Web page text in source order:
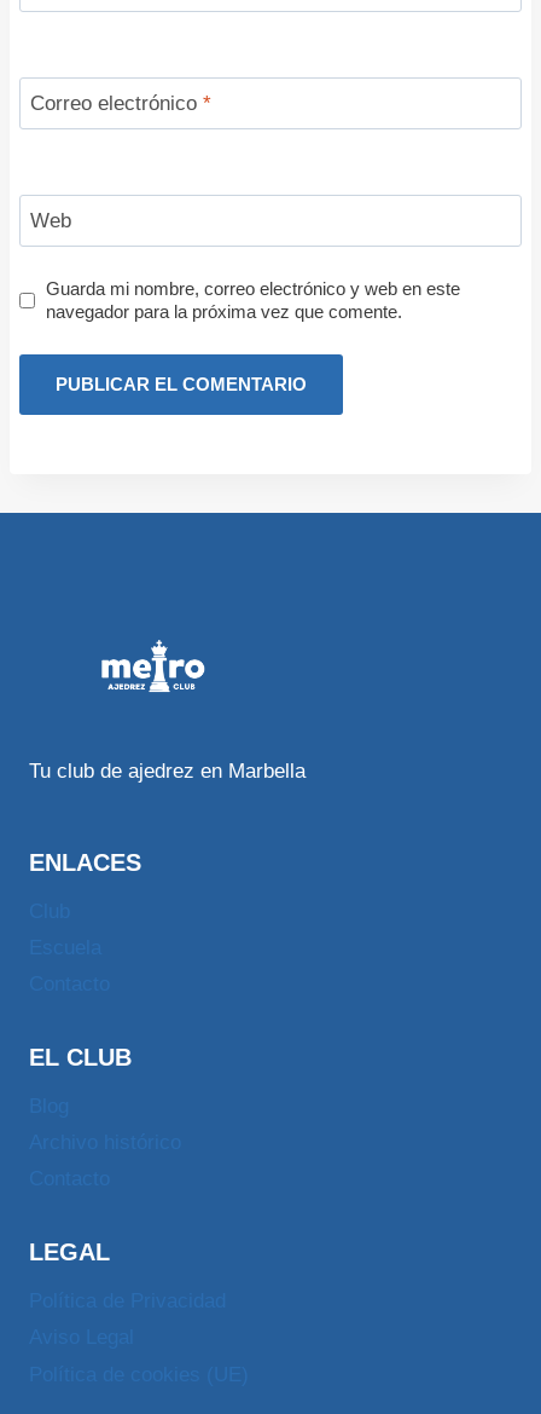
Correo electrónico *
Web
Guarda mi nombre, correo electrónico y web en este
navegador para la próxima vez que comente.
Tu club de ajedrez en Marbella
ENLACES
EL CLUB
LEGAL